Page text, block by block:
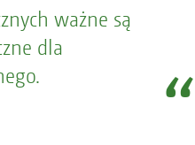
ważne są
dla